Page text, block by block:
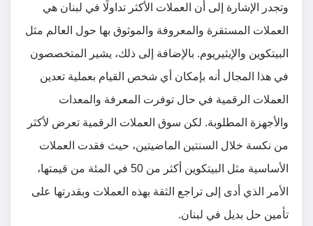
وتجدر الإشارة إلى أن العملات الأكثر تداولًا في لبنان هي
العملات المستقرة والمعروفة والموثوق بها حول العالم مثل
البيتكوين والإيثيريوم. بالإضافة إلى ذلك، يشير المتخصصون
في هذا المجال أنه بإمكان أي شخص القيام بعملية تعدين
العملات الرقمية في حال توفرت المعرفة والمعدات
والأجهزة المطلوبة. لكن سوق العملات الرقمية تعرض لأكثر
من نكسة خلال السنتين الماضيتين، حيث فقدت العملات
الأساسية مثل البيتكوين أكثر من 50 في المئة من قيمتها،
الأمر الذي أدى إلى تراجع الثقة بهذه العملات وبقدرتها على
تأمين حل بديل في لبنان.